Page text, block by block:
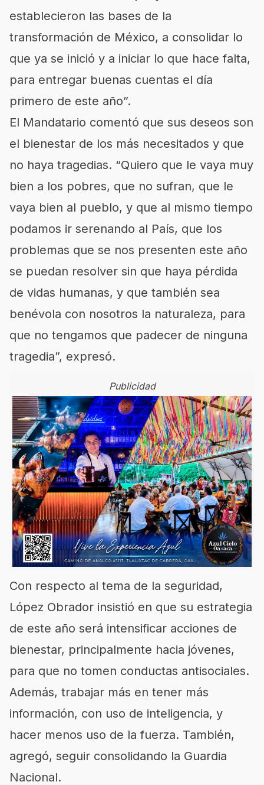
establecieron las bases de la
transformación de México, a consolidar lo
que ya se inició y a iniciar lo que hace falta,
para entregar buenas cuentas el día
primero de este año”.
El Mandatario comentó que sus deseos son
el bienestar de los más necesitados y que
no haya tragedias. “Quiero que le vaya muy
bien a los pobres, que no sufran, que le
vaya bien al pueblo, y que al mismo tiempo
podamos ir serenando al País, que los
problemas que se nos presenten este año
se puedan resolver sin que haya pérdida
de vidas humanas, y que también sea
benévola con nosotros la naturaleza, para
que no tengamos que padecer de ninguna
tragedia”, expresó.
Publicidad
Con respecto al tema de la seguridad,
López Obrador insistió en que su estrategia
de este año será intensificar acciones de
bienestar, principalmente hacia jóvenes,
para que no tomen conductas antisociales.
Además, trabajar más en tener más
información, con uso de inteligencia, y
hacer menos uso de la fuerza. También,
agregó, seguir consolidando la Guardia
Nacional.